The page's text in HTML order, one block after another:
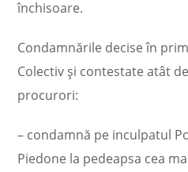
închisoare.
Condamnările decise în
Colectiv şi contestate atât
procurori:
– condamnă pe inculpatul
Piedone la pedeapsa cea